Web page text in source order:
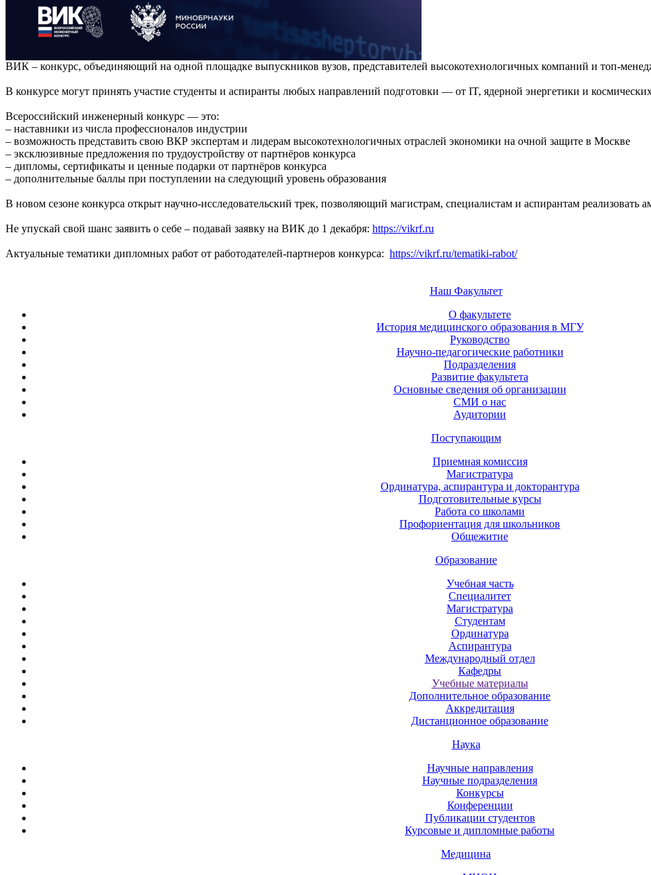
ВИК – конкурс, объединяющий на одной площадке выпускников вузов, представителей высокотехнологичных компаний и топ-
В конкурсе могут принять участие студенты и аспиранты любых направлений подготовки — от IT, ядерной энергетики и
Всероссийский инженерный конкурс — это:
– наставники из числа профессионалов индустрии
– возможность представить свою ВКР экспертам и лидерам высокотехнологичных отраслей экономики на очной защите в Москве
– эксклюзивные предложения по трудоустройству от партнёров конкурса
– дипломы, сертификаты и ценные подарки от партнёров конкурса
– дополнительные баллы при поступлении на следующий уровень образования
В новом сезоне конкурса открыт научно-исследовательский трек, позволяющий магистрам, специалистам и аспирантам реализовать
Не упускай свой шанс заявить о себе – подавай заявку на ВИК до 1 декабря: https://vikrf.ru
Актуальные тематики дипломных работ от работодателей-партнеров конкурса: https://vikrf.ru/tematiki-rabot/
Наш Факультет
О факультете
История медицинского образования в МГУ
Руководство
Научно-педагогические работники
Подразделения
Развитие факультета
Основные сведения об организации
СМИ о нас
Аудитории
Поступающим
Приемная комиссия
Магистратура
Ординатура, аспирантура и докторантура
Подготовительные курсы
Работа со школами
Профориентация для школьников
Общежитие
Образование
Учебная часть
Специалитет
Магистратура
Студентам
Ординатура
Аспирантура
Международный отдел
Кафедры
Учебные материалы
Дополнительное образование
Аккредитация
Дистанционное образование
Наука
Научные направления
Научные подразделения
Конкурсы
Конференции
Публикации студентов
Курсовые и дипломные работы
Медицина